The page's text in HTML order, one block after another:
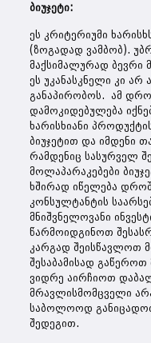
ბიუჯეტი:
ეს კრიტერიუმი
(ზოგადად ვამბობ).
მაქსიმალურად ბევრი
ეს უკანასკნელი კი
განაპირობოს. ამ
დამოკიდებულება
ხარისხიანი
ბიუჯეტით და იმდენი
რამდენიც სასურველ
მოლაპარაკებები
ხშირად იწელება
კონსულტანტის
მნიშვნელოვანი
წარმოიდგინოთ
კარგად შეისწავლოთ
შესაბამისად გაწეროთ
ვიდრე აირჩიოთ
მრავლისმომცველი
საბოლოოდ
შედეგით.